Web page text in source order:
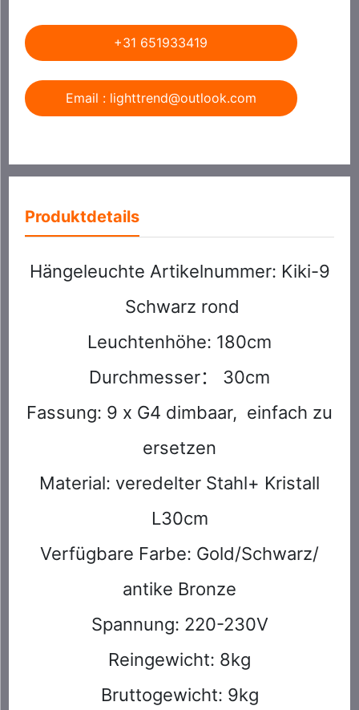
+31 651933419
Email : lighttrend@outlook.com
Produktdetails
Hängeleuchte Artikelnummer: Kiki-9
Schwarz rond
Leuchtenhöhe: 180cm
Durchmesser： 30cm
Fassung: 9 x G4 dimbaar, einfach zu
ersetzen
Material: veredelter Stahl+ Kristall
L30cm
Verfügbare Farbe: Gold/Schwarz/
antike Bronze
Spannung: 220-230V
Reingewicht: 8kg
Bruttogewicht: 9kg